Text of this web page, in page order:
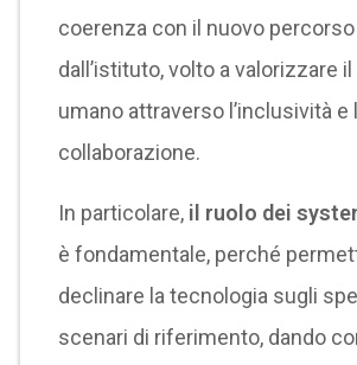
coerenza con il nuovo
dall’istituto, volto a valorizzare
umano attraverso l’inclusività e
collaborazione.
In particolare, il ruolo dei
è fondamentale, perché
declinare la tecnologia sugli
scenari di riferimento, dando